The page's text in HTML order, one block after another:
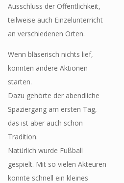
Ausschluss der Öffentlichkeit,
teilweise auch Einzelunterricht
an verschiedenen Orten.
Wenn bläserisch nichts lief,
konnten andere Aktionen
starten.
Dazu gehörte der abendliche
Spaziergang am ersten Tag,
das ist aber auch schon
Tradition.
Natürlich wurde Fußball
gespielt. Mit so vielen Akteuren
konnte schnell ein kleines